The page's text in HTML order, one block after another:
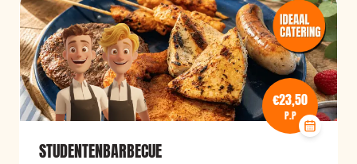
€23,50
P.P
STUDENTENBARBECUE